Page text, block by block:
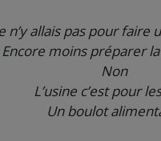
n’y allais pas pour faire
Encore moins préparer
Non
L’usine c’est pour
Un boulot